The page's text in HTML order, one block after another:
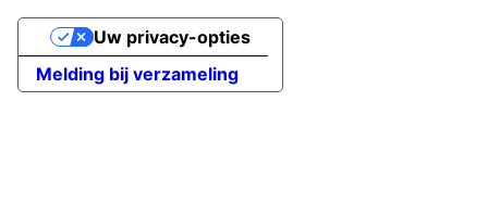
Melding bij verzameling
Uw privacy-opties